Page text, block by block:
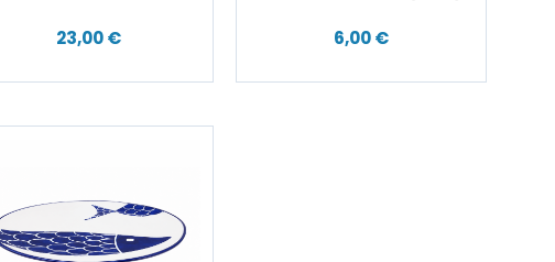
23,00 € 6,00 €